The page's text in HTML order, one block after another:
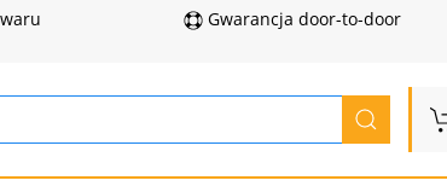
Gwarancja door-to-door